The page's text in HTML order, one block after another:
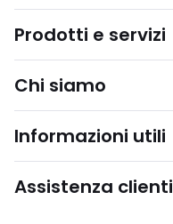
Prodotti e servizi
Chi siamo
Informazioni utili
Assistenza clienti